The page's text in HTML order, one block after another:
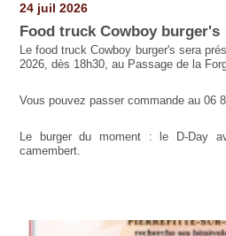
24 juil 2026
Food truck Cowboy burger's
Le food truck Cowboy burger's sera
2026, dès 18h30, au Passage de la
Vous pouvez passer commande au 06
Le burger du moment : le D-Day
camembert.